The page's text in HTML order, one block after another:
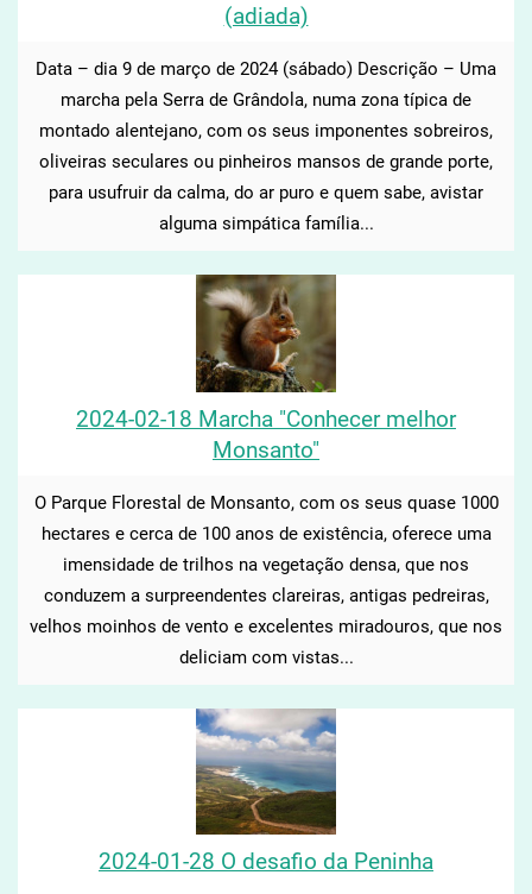
(adiada)
Data – dia 9 de março de 2024 (sábado) Descrição – Uma
marcha pela Serra de Grândola, numa zona típica de
montado alentejano, com os seus imponentes sobreiros,
oliveiras seculares ou pinheiros mansos de grande porte,
para usufruir da calma, do ar puro e quem sabe, avistar
alguma simpática família...
2024-02-18 Marcha "Conhecer melhor
Monsanto"
O Parque Florestal de Monsanto, com os seus quase 1000
hectares e cerca de 100 anos de existência, oferece uma
imensidade de trilhos na vegetação densa, que nos
conduzem a surpreendentes clareiras, antigas pedreiras,
velhos moinhos de vento e excelentes miradouros, que nos
deliciam com vistas...
2024-01-28 O desafio da Peninha